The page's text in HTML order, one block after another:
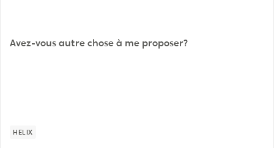
Avez-vous autre chose à me proposer?
HELIX